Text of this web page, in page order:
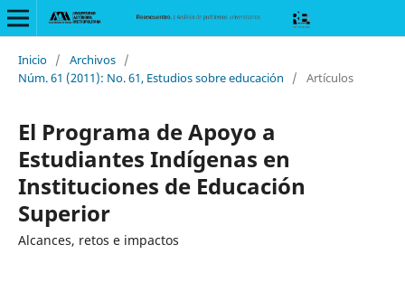
Inicio / Archivos /
Núm. 61 (2011): No. 61, Estudios sobre educación
/ Artículos
El Programa de Apoyo a
Estudiantes Indígenas en
Instituciones de Educación
Superior
Alcances, retos e impactos